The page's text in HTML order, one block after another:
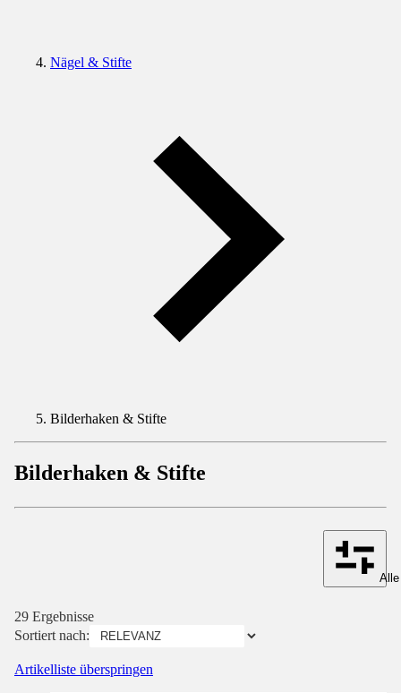
Nägel & Stifte
Bilderhaken & Stifte
Bilderhaken & Stifte
29 Ergebnisse
Sortiert nach:
Artikelliste überspringen